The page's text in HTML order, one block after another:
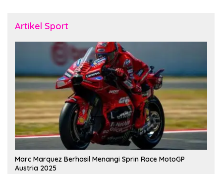
Artikel Sport
Marc Marquez Berhasil Menangi Sprin Race MotoGP
Austria 2025